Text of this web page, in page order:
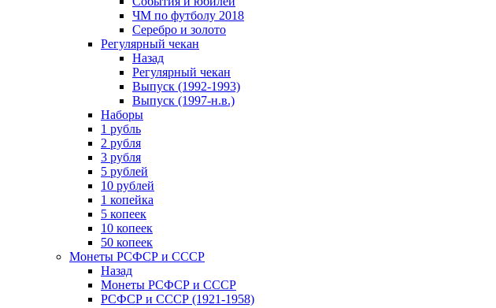
ЧМ по футболу 2018
Серебро и золото
Регулярный чекан
Назад
Регулярный чекан
Выпуск (1992-1993)
Выпуск (1997-н.в.)
Наборы
1 рубль
2 рубля
3 рубля
5 рублей
10 рублей
1 копейка
5 копеек
10 копеек
50 копеек
Монеты РСФСР и СССР
Назад
Монеты РСФСР и СССР
РСФСР и СССР (1921-1958)